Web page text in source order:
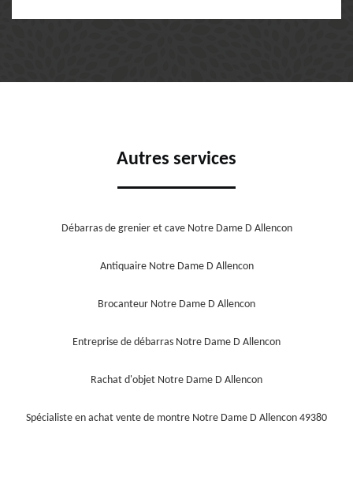
Autres services
Débarras de grenier et cave Notre Dame D Allencon
Antiquaire Notre Dame D Allencon
Brocanteur Notre Dame D Allencon
Entreprise de débarras Notre Dame D Allencon
Rachat d'objet Notre Dame D Allencon
Spécialiste en achat vente de montre Notre Dame D Allencon 49380